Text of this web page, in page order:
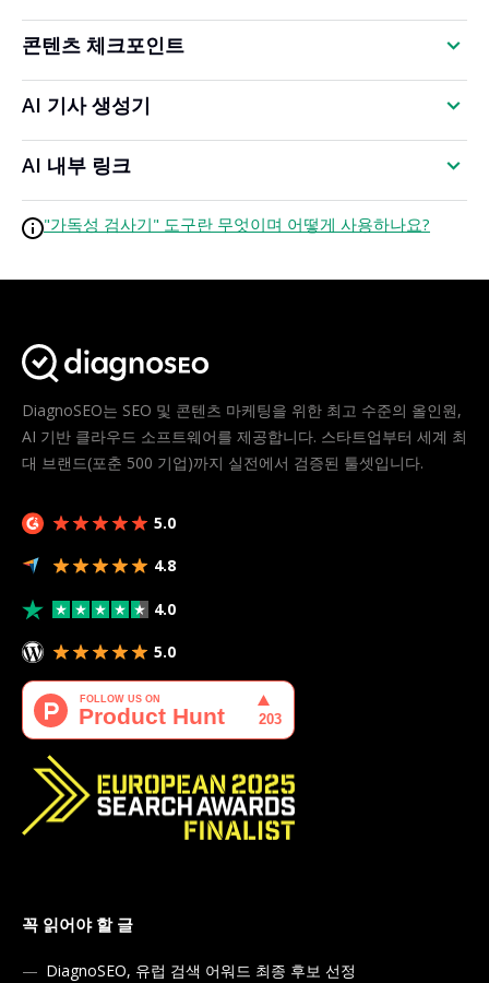
콘텐츠 체크포인트
AI 기사 생성기
AI 내부 링크
"가독성 검사기" 도구란 무엇이며 어떻게 사용하나요?
DiagnoSEO는 SEO 및 콘텐츠 마케팅을 위한 최고 수준의 올인원,
AI 기반 클라우드 소프트웨어를 제공합니다. 스타트업부터 세계 최
대 브랜드(포춘 500 기업)까지 실전에서 검증된 툴셋입니다.
5.0
4.8
4.0
5.0
꼭 읽어야 할 글
DiagnoSEO, 유럽 검색 어워드 최종 후보 선정